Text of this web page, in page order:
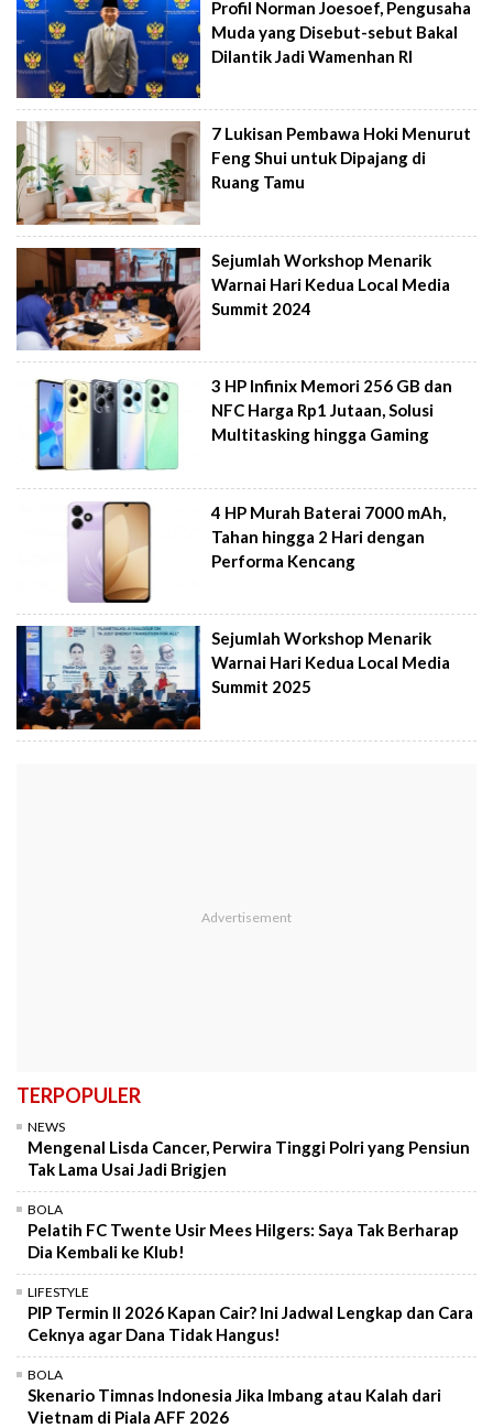
Profil Norman Joesoef, Pengusaha
Muda yang Disebut-sebut Bakal
Dilantik Jadi Wamenhan RI
7 Lukisan Pembawa Hoki Menurut
Feng Shui untuk Dipajang di
Ruang Tamu
Sejumlah Workshop Menarik
Warnai Hari Kedua Local Media
Summit 2024
3 HP Infinix Memori 256 GB dan
NFC Harga Rp1 Jutaan, Solusi
Multitasking hingga Gaming
4 HP Murah Baterai 7000 mAh,
Tahan hingga 2 Hari dengan
Performa Kencang
Sejumlah Workshop Menarik
Warnai Hari Kedua Local Media
Summit 2025
TERPOPULER
NEWS
Mengenal Lisda Cancer, Perwira Tinggi Polri yang Pensiun
Tak Lama Usai Jadi Brigjen
BOLA
Pelatih FC Twente Usir Mees Hilgers: Saya Tak Berharap
Dia Kembali ke Klub!
LIFESTYLE
PIP Termin II 2026 Kapan Cair? Ini Jadwal Lengkap dan Cara
Ceknya agar Dana Tidak Hangus!
BOLA
Skenario Timnas Indonesia Jika Imbang atau Kalah dari
Vietnam di Piala AFF 2026